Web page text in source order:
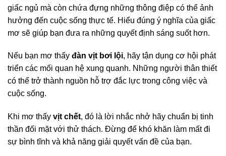
giấc ngủ mà còn chứa đựng những thông điệp có thể ảnh
hưởng đến cuộc sống thực tế. Hiểu đúng ý nghĩa của giấc
mơ sẽ giúp bạn đưa ra những quyết định sáng suốt hơn.
Nếu bạn mơ thấy đàn vịt bơi lội, hãy tận dụng cơ hội phát
triển các mối quan hệ xung quanh. Những người thân thiết
có thể trở thành nguồn hỗ trợ đắc lực trong công việc và
cuộc sống.
Khi mơ thấy vịt chết, đó là lời nhắc nhở hãy chuẩn bị tinh
thần đối mặt với thử thách. Đừng để khó khăn làm mất đi
sự bình tĩnh và khả năng giải quyết vấn đề của bạn.